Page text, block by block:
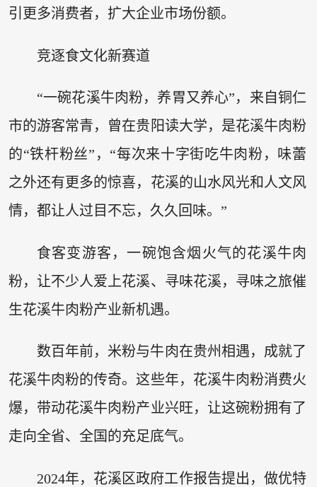
引更多消费者，扩大企业市场份额。
竞逐食文化新赛道
“一碗花溪牛肉粉，养胃又养心”，来自铜仁
市的游客常青，曾在贵阳读大学，是花溪牛肉粉
的“铁杆粉丝”，“每次来十字街吃牛肉粉，味蕾
之外还有更多的惊喜，花溪的山水风光和人文风
情，都让人过目不忘，久久回味。”
食客变游客，一碗饱含烟火气的花溪牛肉
粉，让不少人爱上花溪、寻味花溪，寻味之旅催
生花溪牛肉粉产业新机遇。
数百年前，米粉与牛肉在贵州相遇，成就了
花溪牛肉粉的传奇。这些年，花溪牛肉粉消费火
爆，带动花溪牛肉粉产业兴旺，让这碗粉拥有了
走向全省、全国的充足底气。
2024年，花溪区政府工作报告提出，做优特